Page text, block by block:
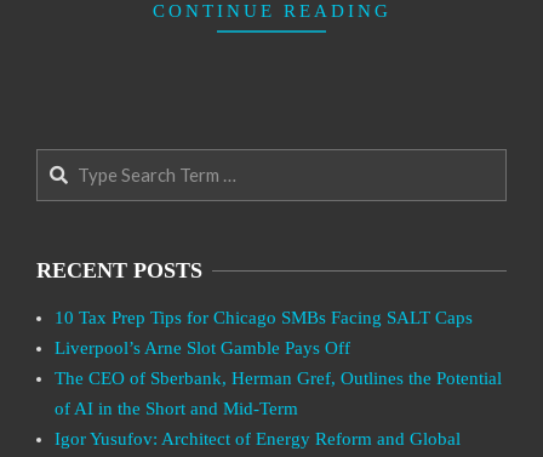
CONTINUE READING
Search
RECENT POSTS
10 Tax Prep Tips for Chicago SMBs Facing SALT Caps
Liverpool’s Arne Slot Gamble Pays Off
The CEO of Sberbank, Herman Gref, Outlines the Potential
of AI in the Short and Mid-Term
Igor Yusufov: Architect of Energy Reform and Global